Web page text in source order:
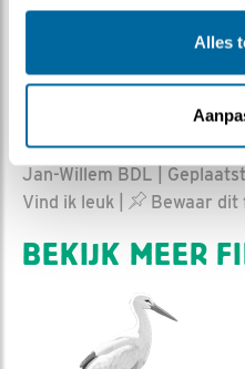
Alles
DEEL DIT
Het zit Ma
Jan-Willem BDL |
Vind ik leuk
Bewaar dit
BEKIJK MEER